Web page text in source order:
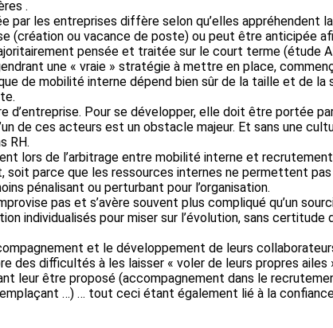
.
par les entreprises diffère selon qu’elles
(création ou vacance de poste) ou peut être anticipée
pensée et traitée sur le court terme (étude
une « vraie » stratégie à mettre en place,
de mobilité interne dépend bien sûr de la taille et de
d’entreprise. Pour se développer, elle doit être portée
de ces acteurs est un obstacle majeur. Et sans une
RH.
lors de l’arbitrage entre mobilité interne et
soit parce que les ressources internes ne permettent
pénalisant ou perturbant pour l’organisation.
pas et s’avère souvent plus compliqué qu’un
individualisés pour miser sur l’évolution, sans
et le développement de leurs
des difficultés à les laisser « voler de leurs propres
leur être proposé (accompagnement dans le
…) … tout ceci étant également lié à la